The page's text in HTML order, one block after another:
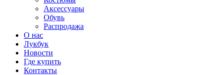
Аксессуары
Обувь
Распродажа
О нас
Лукбук
Новости
Где купить
Контакты